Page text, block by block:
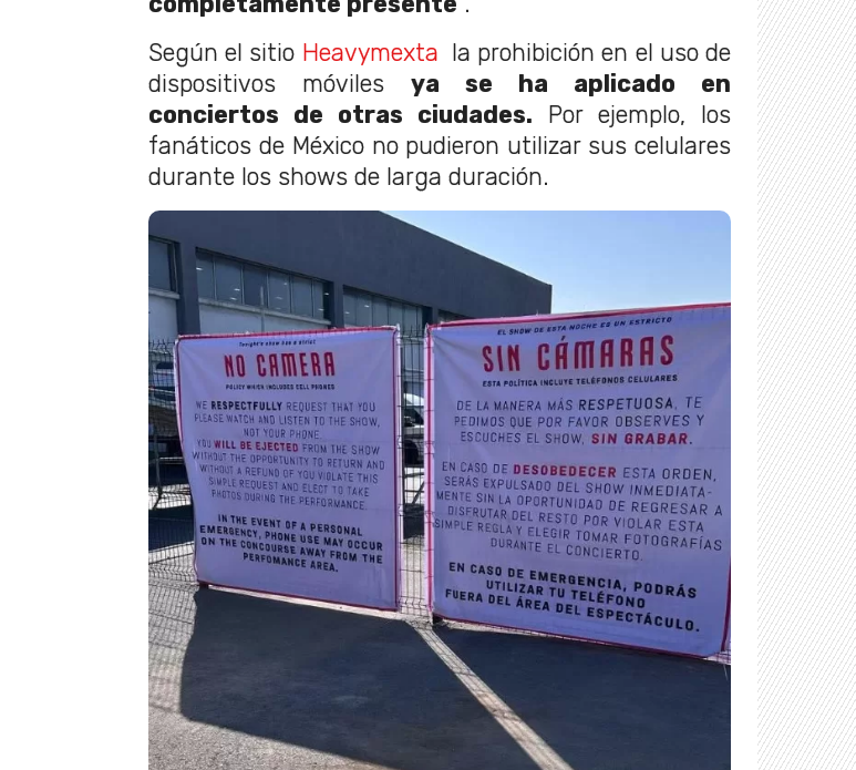
Según el sitio Heavymexta la prohibición en el uso de
dispositivos móviles ya se ha aplicado en
conciertos de otras ciudades. Por ejemplo, los
fanáticos de México no pudieron utilizar sus celulares
durante los shows de larga duración.